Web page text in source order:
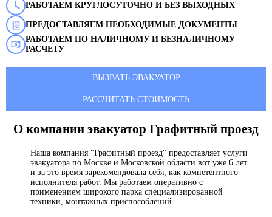
РАБОТАЕМ КРУГЛОСУТОЧНО И БЕЗ ВЫХОДНЫХ
ПРЕДОСТАВЛЯЕМ НЕОБХОДИМЫЕ ДОКУМЕНТЫ
РАБОТАЕМ ПО НАЛИЧНОМУ И БЕЗНАЛИЧНОМУ
РАСЧЕТУ
ВЫЗВАТЬ ЭВАКУАТОР
РАССЧИТАТЬ СТОИМОСТЬ
О компании эвакуатор Графитный проезд
Наша компания "Графитный проезд" предоставляет услуги
эвакуатора по Москве и Московской области вот уже 6 лет
и за это время зарекомендовала себя, как компетентного
исполнителя работ. Мы работаем оперативно с
применением широкого парка специализированной
техники, монтажных приспособлений.